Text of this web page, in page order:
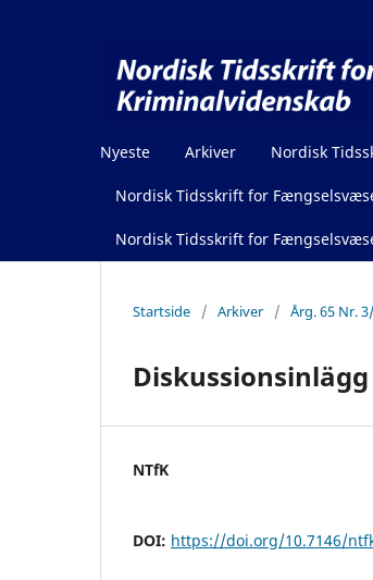
Nyeste Arkiver Nordisk
Nordisk Tidsskrift for
Nordisk Tidsskrift for
Startside / Arkiver / Årg. 65 Nr.
NTfK
DOI: https://doi.org/10.7146/